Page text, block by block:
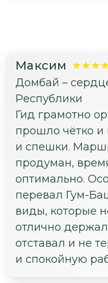
Максим
Домбай –
Республики
Гид грамотно
прошло чётко
и спешки.
продуман,
оптимально.
перевал Гум-
виды, которые
отлично
отставал и не
и спокойную